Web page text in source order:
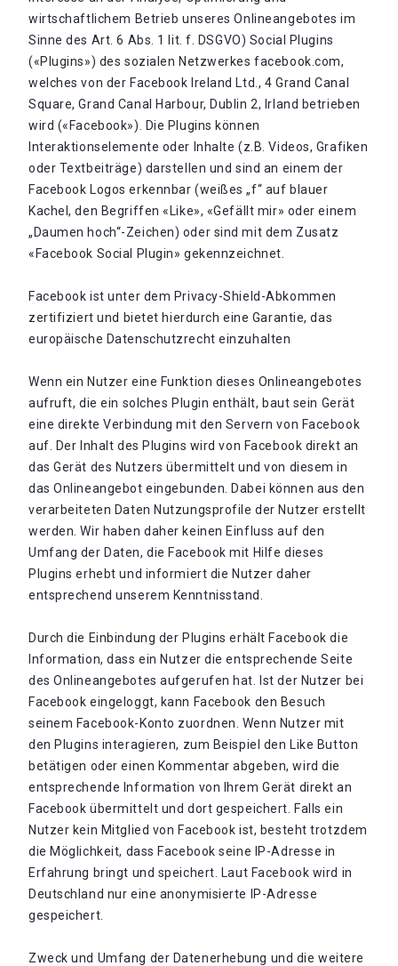
wirtschaftlichem Betrieb unseres Onlineangebotes im
Sinne des Art. 6 Abs. 1 lit. f. DSGVO) Social Plugins
(«Plugins») des sozialen Netzwerkes facebook.com,
welches von der Facebook Ireland Ltd., 4 Grand Canal
Square, Grand Canal Harbour, Dublin 2, Irland betrieben
wird («Facebook»). Die Plugins können
Interaktionselemente oder Inhalte (z.B. Videos, Grafiken
oder Textbeiträge) darstellen und sind an einem der
Facebook Logos erkennbar (weißes „f“ auf blauer
Kachel, den Begriffen «Like», «Gefällt mir» oder einem
„Daumen hoch“-Zeichen) oder sind mit dem Zusatz
«Facebook Social Plugin» gekennzeichnet.
Facebook ist unter dem Privacy-Shield-Abkommen
zertifiziert und bietet hierdurch eine Garantie, das
europäische Datenschutzrecht einzuhalten
Wenn ein Nutzer eine Funktion dieses Onlineangebotes
aufruft, die ein solches Plugin enthält, baut sein Gerät
eine direkte Verbindung mit den Servern von Facebook
auf. Der Inhalt des Plugins wird von Facebook direkt an
das Gerät des Nutzers übermittelt und von diesem in
das Onlineangebot eingebunden. Dabei können aus den
verarbeiteten Daten Nutzungsprofile der Nutzer erstellt
werden. Wir haben daher keinen Einfluss auf den
Umfang der Daten, die Facebook mit Hilfe dieses
Plugins erhebt und informiert die Nutzer daher
entsprechend unserem Kenntnisstand.
Durch die Einbindung der Plugins erhält Facebook die
Information, dass ein Nutzer die entsprechende Seite
des Onlineangebotes aufgerufen hat. Ist der Nutzer bei
Facebook eingeloggt, kann Facebook den Besuch
seinem Facebook-Konto zuordnen. Wenn Nutzer mit
den Plugins interagieren, zum Beispiel den Like Button
betätigen oder einen Kommentar abgeben, wird die
entsprechende Information von Ihrem Gerät direkt an
Facebook übermittelt und dort gespeichert. Falls ein
Nutzer kein Mitglied von Facebook ist, besteht trotzdem
die Möglichkeit, dass Facebook seine IP-Adresse in
Erfahrung bringt und speichert. Laut Facebook wird in
Deutschland nur eine anonymisierte IP-Adresse
gespeichert.
Zweck und Umfang der Datenerhebung und die weitere